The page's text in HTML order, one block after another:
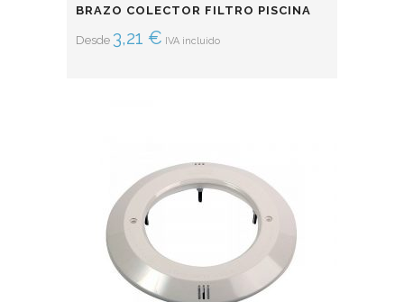
BRAZO COLECTOR FILTRO PISCINA
Desde 3,21 € IVA incluido